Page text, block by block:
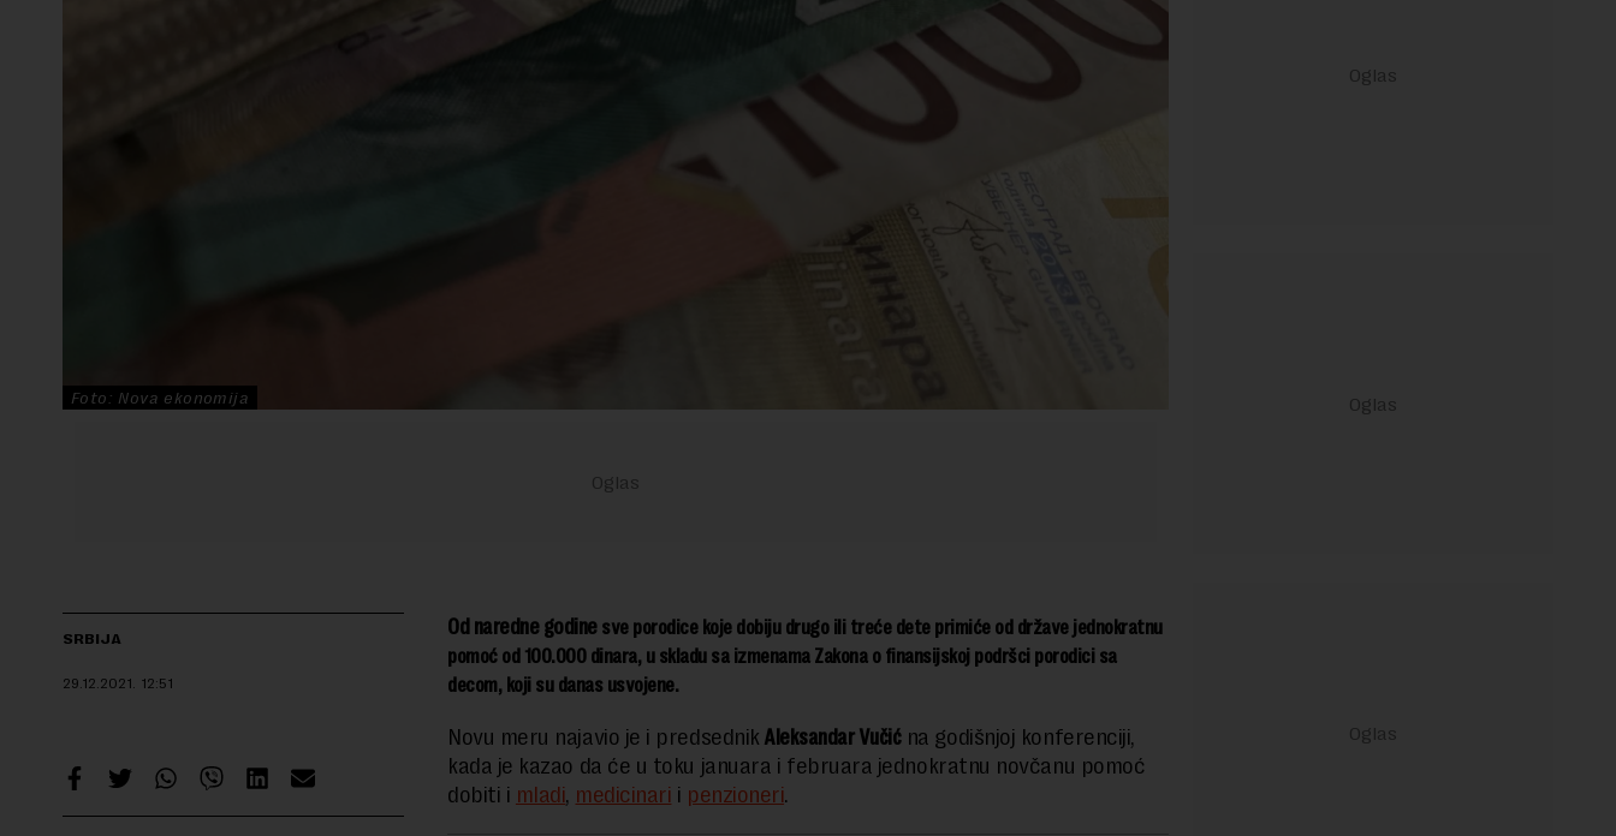
Foto: Nova ekonomija
SRBIJA
29.12.2021. 12:51
Od naredne godine sve porodice koje dobiju drugo ili treće dete primiće od države jednokratnu
pomoć od 100.000 dinara, u skladu sa izmenama Zakona o finansijskoj podršci porodici sa
decom, koji su danas usvojene.
Novu meru najavio je i predsednik Aleksandar Vučićna godišnjoj konferenciji,
kada je kazao da će u toku januara i februara jednokratnu novčanu pomoć
dobiti i mladi, medicinari i penzioneri.